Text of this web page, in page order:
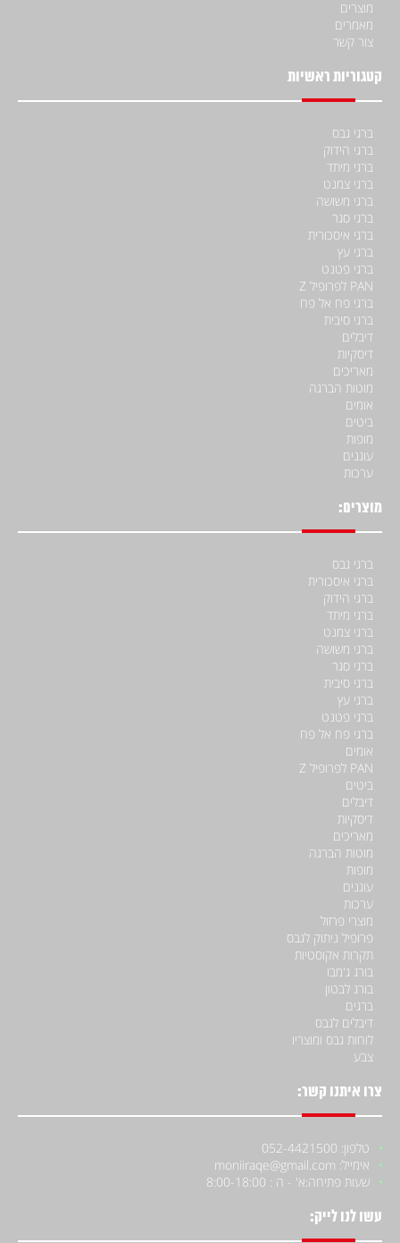
מוצרים
מאמרים
צור קשר
קטגוריות ראשיות
ברגי גבס
ברגי הידוק
ברגי מיתד
ברגי צמנט
ברגי משושה
ברגי סגר
ברגי איסכורית
ברגי עץ
ברגי פטנט
PAN לפרופיל Z
ברגי פח אל פח
ברגי סיבית
דיבלים
דיסקיות
מאריכים
מוטות הברגה
אומים
ביטים
מופות
עוגנים
ערכות
מוצרים:
ברגי גבס
ברגי איסכורית
ברגי הידוק
ברגי מיתד
ברגי צמנט
ברגי משושה
ברגי סגר
ברגי סיבית
ברגי עץ
ברגי פטנט
ברגי פח אל פח
אומים
PAN לפרופיל Z
ביטים
דיבלים
דיסקיות
מאריכים
מוטות הברגה
מופות
עוגנים
ערכות
מוצרי פרזול
פרופיל ניתוק לגבס
תקרות אקוסטיות
בורג ג'מבו
בורג לבטון
ברגים
דיבלים לגבס
לוחות גבס ומוצריו
צבע
צרו איתנו קשר:
טלפון: 052-4421500
אימייל: moniiraqe@gmail.com
שעות פתיחה:א' - ה : 8:00-18:00
עשו לנו לייק: